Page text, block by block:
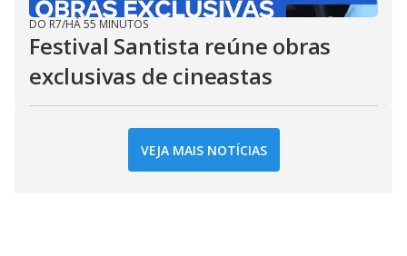
DO R7/HÁ 55 MINUTOS
Festival Santista reúne obras
exclusivas de cineastas
VEJA MAIS NOTÍCIAS